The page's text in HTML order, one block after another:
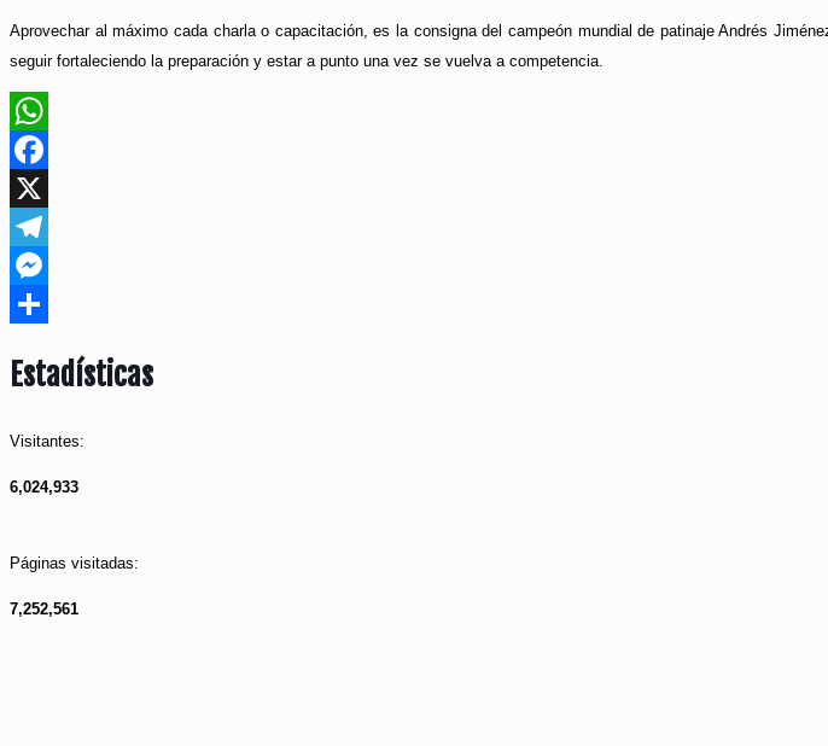
Aprovechar al máximo cada charla o capacitación, es la consigna del campeón mundial de patinaje Andrés
seguir fortaleciendo la preparación y estar a punto una vez se vuelva a competencia.
WhatsApp
Facebook
X
Telegram
Messenger
Estadísticas
Visitantes:
6,024,933
Páginas visitadas:
7,252,561